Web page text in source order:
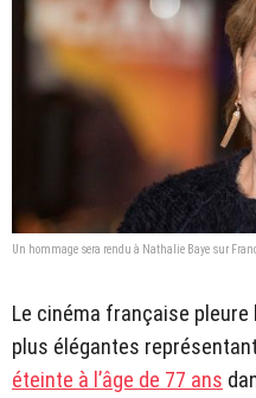
Un hommage sera rendu à Nathalie Baye sur
Le cinéma française pleure
plus élégantes
éteinte à l’âge de 77 ans